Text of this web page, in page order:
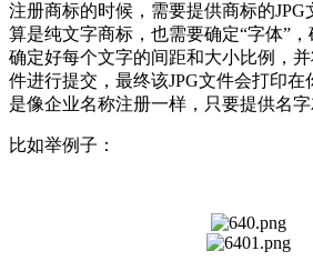
注册商标的时候，需要提供商标的
算是纯文字商标，也需要确定“字体”，
确定好每个文字的间距和大小比例，
件进行提交，最终该JPG文件会打印
是像企业名称注册一样，只要提供名字
比如举例子：